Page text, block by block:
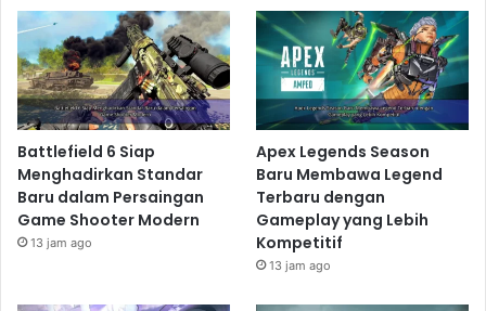
Battlefield 6 Siap
Menghadirkan Standar
Baru dalam Persaingan
Game Shooter Modern
13 jam ago
Apex Legends Season
Baru Membawa Legend
Terbaru dengan
Gameplay yang Lebih
Kompetitif
13 jam ago